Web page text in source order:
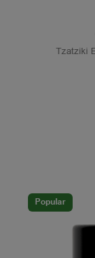
Tzatziki
Popular